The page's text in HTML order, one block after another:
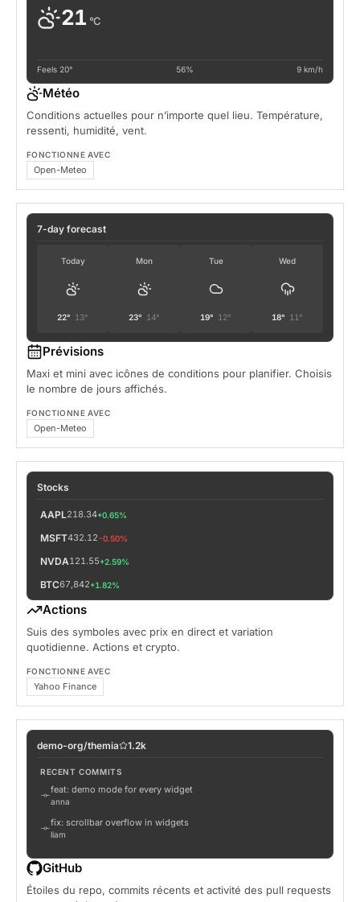
21 °C
Feels 20° 56% 9 km/h
Météo
Conditions actuelles pour n’importe quel lieu. Température,
ressenti, humidité, vent.
FONCTIONNE AVEC
Open-Meteo
7-day forecast
Today
22° 13°
Mon
23° 14°
Tue
19° 12°
Wed
18° 11°
Prévisions
Maxi et mini avec icônes de conditions pour planifier. Choisis
le nombre de jours affichés.
FONCTIONNE AVEC
Open-Meteo
Stocks
AAPL218.34+0.65%
MSFT432.12-0.50%
NVDA121.55+2.59%
BTC67,842+1.82%
Actions
Suis des symboles avec prix en direct et variation
quotidienne. Actions et crypto.
FONCTIONNE AVEC
Yahoo Finance
demo-org/themia 1.2k
RECENT COMMITS
feat: demo mode for every widget
anna
fix: scrollbar overflow in widgets
liam
sofia
GitHub
Étoiles du repo, commits récents et activité des pull requests